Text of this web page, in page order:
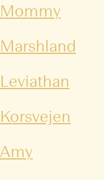
Mommy
Marshland
Leviathan
Korsvejen
Amy